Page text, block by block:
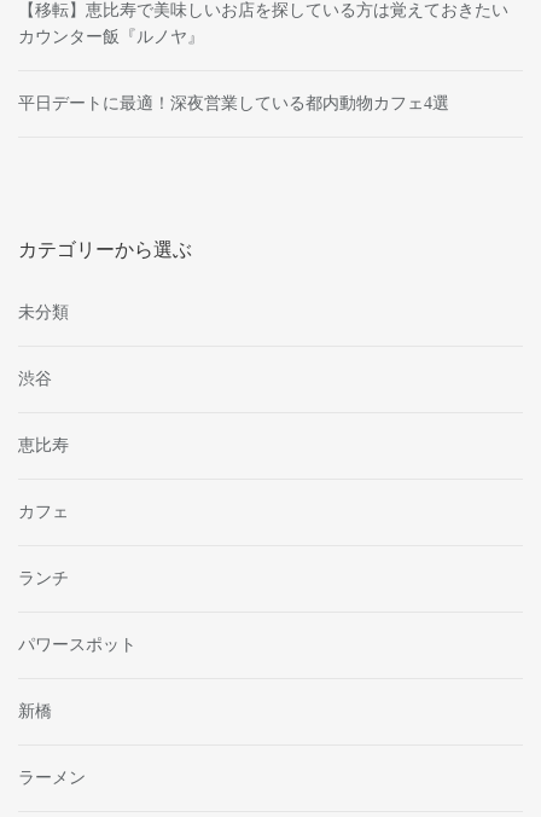
【移転】恵比寿で美味しいお店を探している方は覚えておきたい
カウンター飯『ルノヤ』
平日デートに最適！深夜営業している都内動物カフェ4選
カテゴリーから選ぶ
未分類
渋谷
恵比寿
カフェ
ランチ
パワースポット
新橋
ラーメン